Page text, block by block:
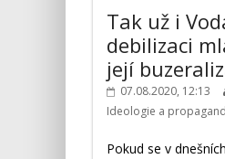
Tak už i
debilizaci
její
07.08.2020, 12:13
Ideologie a
Pokud se v